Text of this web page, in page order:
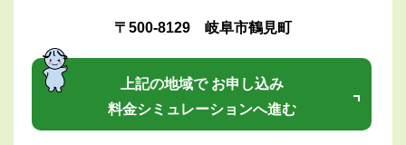
〒500-8129 岐阜市鶴見町
上記の地域で お申し込み
料金シミュレーションへ進む